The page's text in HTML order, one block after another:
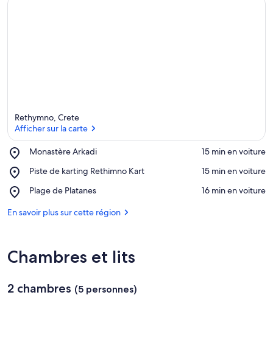
s
v
o
y
g
u
d
s
Rethymno, Crete
Afficher sur la carte
Monastère Arkadi
Place,
Arkadi
‪15 min en voiture‬
Piste de karting Rethimno Kart
Place,
de
Rethimno
‪15 min en voiture‬
Plage de Platanes
Place,
de
‪16 min en voiture‬
En savoir plus sur cette région
Chambres et lits
2 chambres (5 personnes)